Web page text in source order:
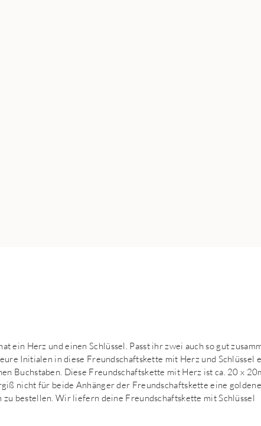
ein Herz und einen Schlüssel. Passt ihr zwei auch so gut
Initialen in diese Freundschaftskette mit Herz und Schlüssel
Buchstaben. Diese Freundschaftskette mit Herz ist ca. 20 x
nicht für beide Anhänger der Freundschaftskette eine
zu bestellen. Wir liefern deine Freundschaftskette mit Schlüssel